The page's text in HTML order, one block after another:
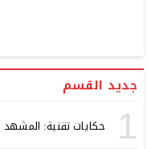
جديد القسم
1 حكايات تقنية: المشهد